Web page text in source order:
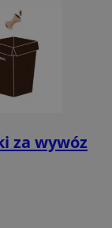
za wywóz